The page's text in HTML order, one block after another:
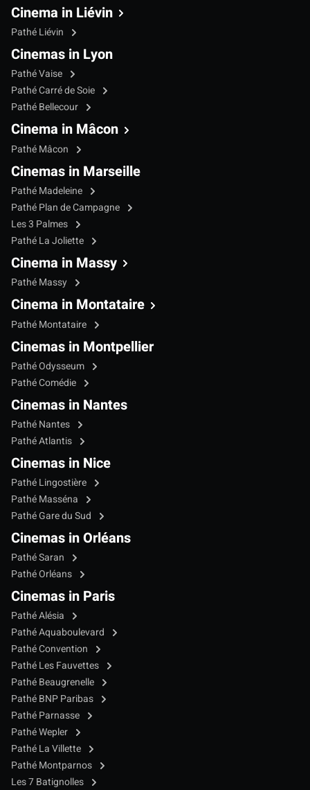
Cinema in Liévin
Pathé Liévin
Cinemas in Lyon
Pathé Vaise
Pathé Carré de Soie
Pathé Bellecour
Cinema in Mâcon
Pathé Mâcon
Cinemas in Marseille
Pathé Madeleine
Pathé Plan de Campagne
Les 3 Palmes
Pathé La Joliette
Cinema in Massy
Pathé Massy
Cinema in Montataire
Pathé Montataire
Cinemas in Montpellier
Pathé Odysseum
Pathé Comédie
Cinemas in Nantes
Pathé Nantes
Pathé Atlantis
Cinemas in Nice
Pathé Lingostière
Pathé Masséna
Pathé Gare du Sud
Cinemas in Orléans
Pathé Saran
Pathé Orléans
Cinemas in Paris
Pathé Alésia
Pathé Aquaboulevard
Pathé Convention
Pathé Les Fauvettes
Pathé Beaugrenelle
Pathé BNP Paribas
Pathé Parnasse
Pathé Wepler
Pathé La Villette
Pathé Montparnos
Les 7 Batignolles